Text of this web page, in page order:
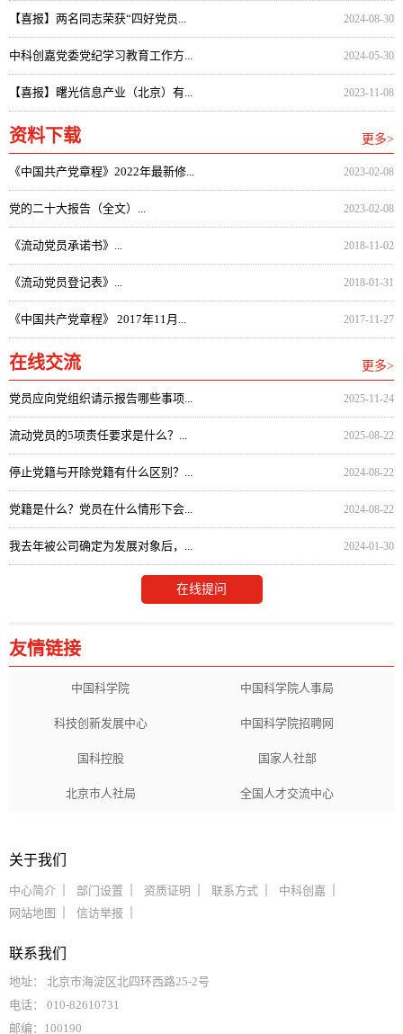
【喜报】两名同志荣获“四好党员... 2024-08-30
中科创嘉党委党纪学习教育工作方... 2024-05-30
【喜报】曙光信息产业（北京）有... 2023-11-08
资料下载 更多>
《中国共产党章程》2022年最新修... 2023-02-08
党的二十大报告（全文）... 2023-02-08
《流动党员承诺书》... 2018-11-02
《流动党员登记表》... 2018-01-31
《中国共产党章程》 2017年11月... 2017-11-27
在线交流 更多>
党员应向党组织请示报告哪些事项... 2025-11-24
流动党员的5项责任要求是什么？... 2025-08-22
停止党籍与开除党籍有什么区别？... 2024-08-22
党籍是什么？党员在什么情形下会... 2024-08-22
我去年被公司确定为发展对象后，... 2024-01-30
在线提问
友情链接
中国科学院 中国科学院人事局
科技创新发展中心 中国科学院招聘网
国科控股 国家人社部
北京市人社局 全国人才交流中心
关于我们
中心简介 部门设置 资质证明 联系方式
中科创嘉
网站地图
信访举报
联系我们
地址： 北京市海淀区北四环西路25-2号
电话： 010-82610731
邮编：100190